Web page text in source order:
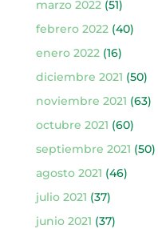
marzo 2022 (51)
febrero 2022 (40)
enero 2022 (16)
diciembre 2021 (50)
noviembre 2021 (63)
octubre 2021 (60)
septiembre 2021 (50)
agosto 2021 (46)
julio 2021 (37)
junio 2021 (37)